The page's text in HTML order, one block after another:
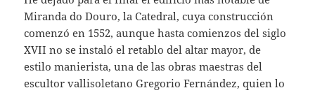
Miranda do Douro, la Catedral, cuya construcción
comenzó en 1552, aunque hasta comienzos del siglo
XVII no se instaló el retablo del altar mayor, de
estilo manierista, una de las obras maestras del
escultor vallisoletano Gregorio Fernández, quien lo